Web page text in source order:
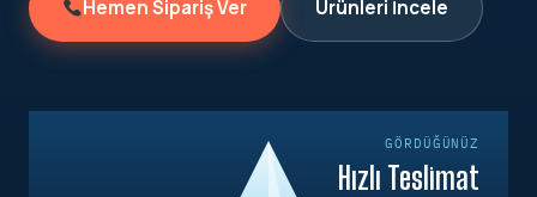
Hemen Sipariş Ver Ürünleri İncele
GÖRDÜĞÜNÜZ
Hızlı Teslimat